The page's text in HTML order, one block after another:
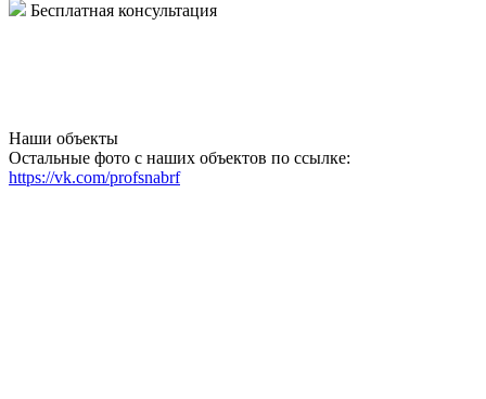
Бесплатная консультация
Наши объекты
Остальные фото с наших объектов по ссылке:
https://vk.com/profsnabrf